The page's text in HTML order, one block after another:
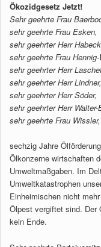
Ökozidgesetz Jetzt!
Sehr geehrte Frau
sehr geehrte Frau Esken,
sehr geehrter Herr
sehr geehrte Frau Hennig-
sehr geehrter Herr
sehr geehrter Herr Lindner,
sehr geehrter Herr Söder,
sehr geehrter Herr
sehr geehrte Frau Wissler,
sechzig Jahre
Ölkonzerne wirtschaften
Umweltmaßgaben. Im
Umweltkatastrophen
Einheimischen nicht
Ölpest vergiftet sind. Der
kein Ende.